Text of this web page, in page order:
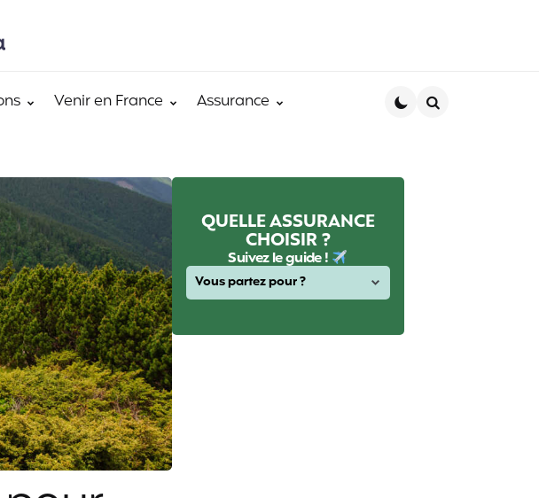
Venir en France Assurance
QUELLE ASSURANCE
CHOISIR ?
Suivez le guide !